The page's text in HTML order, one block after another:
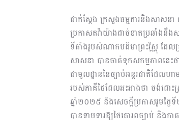
ជាក់ស្តែង ក្រសួងធម្មការនិងសាសន
ប្រកាសតវ៉ាយ៉ាងដាច់ខាតប្រឆាំងនឹ
ទីតាំងរូបសំណាកបដិមាព្រះវិស្ណុ ដែល
សាសនា បានចាត់ទុកសកម្មភាពនេ
ជាមូលដ្ឋាននៃច្បាប់អន្តរជាតិដែល
របស់ភាគីថៃដែលអះអាងថា ចង់ដោះ
ឆ្នាំ២០២៥ និងសេចក្តីប្រកាសរួមថ្ង
បានទាមទារឱ្យថៃគោរពច្បាប់ និងកាត